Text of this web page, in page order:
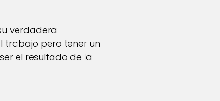
verdadera
trabajo pero tener un
el resultado de la